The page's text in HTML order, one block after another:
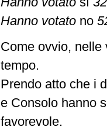
Hanno votato no
Come ovvio, nelle
tempo.
Prendo atto che i
e Consolo hanno
favorevole.